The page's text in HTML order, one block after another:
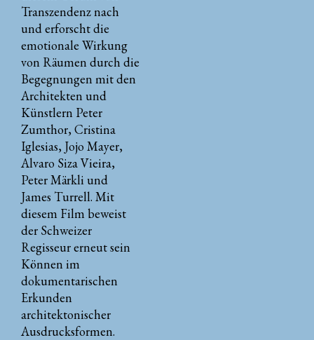
Transzendenz nach
und erforscht die
emotionale Wirkung
von Räumen durch die
Begegnungen mit den
Architekten und
Künstlern Peter
Zumthor, Cristina
Iglesias, Jojo Mayer,
Alvaro Siza Vieira,
Peter Märkli und
James Turrell. Mit
diesem Film beweist
der Schweizer
Regisseur erneut sein
Können im
dokumentarischen
Erkunden
architektonischer
Ausdrucksformen.